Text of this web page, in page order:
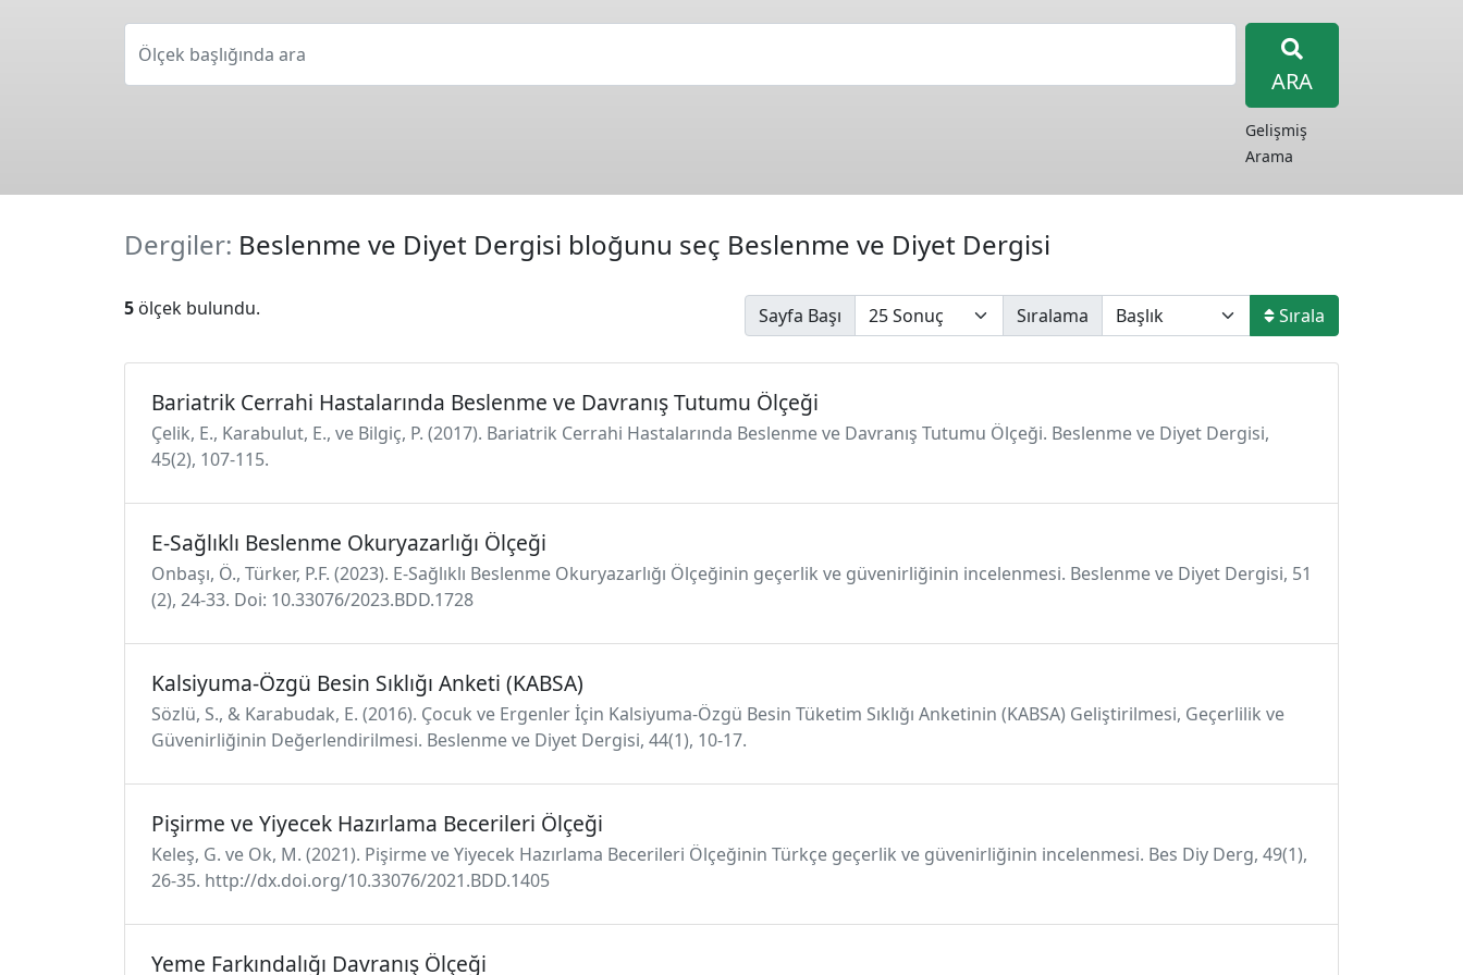
Ölçek başlığında ara
ARA
Gelişmiş
Arama
Dergiler: Beslenme ve Diyet Dergisi bloğunu seç Beslenme ve Diyet Dergisi
5 ölçek bulundu. Sayfa Başı Sıralama Sırala
Bariatrik Cerrahi Hastalarında Beslenme ve Davranış Tutumu Ölçeği
Çelik, E., Karabulut, E., ve Bilgiç, P. (2017). Bariatrik Cerrahi Hastalarında Beslenme ve Davranış Tutumu Ölçeği. Beslenme ve Diyet Dergisi,
45(2), 107-115.
E-Sağlıklı Beslenme Okuryazarlığı Ölçeği
Onbaşı, Ö., Türker, P.F. (2023). E-Sağlıklı Beslenme Okuryazarlığı Ölçeğinin geçerlik ve güvenirliğinin incelenmesi. Beslenme ve Diyet Dergisi, 51
(2), 24-33. Doi: 10.33076/2023.BDD.1728
Kalsiyuma-Özgü Besin Sıklığı Anketi (KABSA)
Sözlü, S., & Karabudak, E. (2016). Çocuk ve Ergenler İçin Kalsiyuma-Özgü Besin Tüketim Sıklığı Anketinin (KABSA) Geliştirilmesi, Geçerlilik ve
Güvenirliğinin Değerlendirilmesi. Beslenme ve Diyet Dergisi, 44(1), 10-17.
Pişirme ve Yiyecek Hazırlama Becerileri Ölçeği
Keleş, G. ve Ok, M. (2021). Pişirme ve Yiyecek Hazırlama Becerileri Ölçeğinin Türkçe geçerlik ve güvenirliğinin incelenmesi. Bes Diy Derg, 49(1),
26-35. http://dx.doi.org/10.33076/2021.BDD.1405
Yeme Farkındalığı Davranış Ölçeği